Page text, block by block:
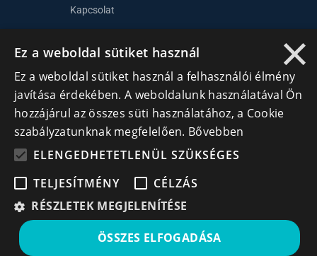
Kapcsolat
Lépj kapcsolatba velünk
info@cegek.ro
+40 740 856 970
Iratkozz fel hírlevelünkre!
Ne hagyd ki a lehetőséget, hogy naprakész maradj a
×
Ez a weboldal sütiket használ
Ez a weboldal sütiket használ a felhasználói élmény
javítása érdekében. A weboldalunk használatával Ön
hozzájárul az összes süti használatához, a Cookie
szabályzatunknak megfelelően. Bővebben
ELENGEDHETETLENÜL SZÜKSÉGES
TELJESÍTMÉNY
CÉLZÁS
RÉSZLETEK MEGJELENÍTÉSE
ÖSSZES ELFOGADÁSA